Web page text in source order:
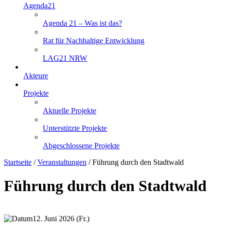
Agenda21
Agenda 21 – Was ist das?
Rat für Nachhaltige Entwicklung
LAG21 NRW
Akteure
Projekte
Aktuelle Projekte
Unterstützte Projekte
Abgeschlossene Projekte
Startseite /Veranstaltungen /Führung durch den Stadtwald
Führung durch den Stadtwald
12. Juni 2026 (Fr.)